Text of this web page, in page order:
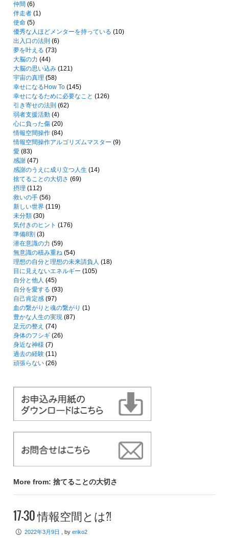
仲間 (6)
伴走者 (1)
使命 (5)
優秀な人ほどメンターを持っている (10)
出入口の法則 (6)
夢を叶える (73)
大脳の力 (44)
大脳の思い込み (121)
宇宙の真理 (58)
幸せになるHow To (145)
幸せになるために必要なこと (126)
引き寄せの法則 (62)
弱者支援活動 (4)
心に負った傷 (20)
情報空間操作 (84)
情報空間操作アルゴリズムマスター (9)
愛 (83)
感謝 (47)
感謝のうえに成り立つ人生 (14)
捨てることの大切さ (69)
摂理 (112)
救いの手 (56)
新しい世界 (119)
未分類 (30)
気付きのヒント (176)
準備8割 (3)
潜在意識の力 (59)
無意識の積み重ね (54)
理想の自分と理想の未来請負人 (18)
目に見えないエネルギー (105)
自分と他人 (45)
自分を愛する (93)
自己肯定感 (97)
血の繋がりと魂の繋がり (1)
豊かな人生の実現 (87)
足元の整え (74)
身体のフシギ (26)
身近な神様 (7)
過去の経験 (11)
頑張らない (26)
More from: 捨てることの大切さ
17-30 情報空間とは⁈
P 2022年3月9日 , by eriko2